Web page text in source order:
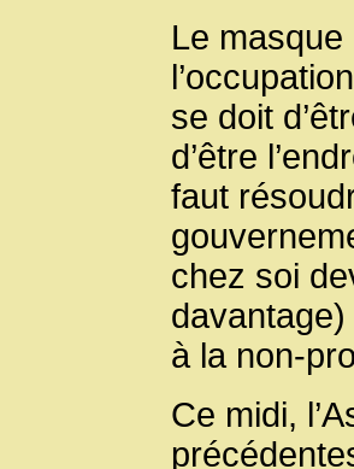
Le
se doit
d’être
faut
chez soi
à la non-
Ce midi,